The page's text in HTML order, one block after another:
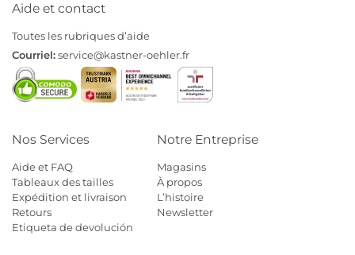
Aide et contact
Toutes les rubriques d’aide
Courriel:service@kastner-oehler.fr
Nos Services
Aide et FAQ
Tableaux des tailles
Expédition et livraison
Retours
Etiqueta de devolución
Notre Entreprise
Magasins
À propos
L’histoire
Newsletter